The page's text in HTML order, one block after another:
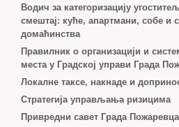
Водич за категоризацију
смештај: куће, апартмани, собе и
домаћинства
Правилник о организацији и
места у Градској управи Града
Локалне таксе, накнаде и
Стратегија управљања ризицима
Привредни савет Града Пожаревца